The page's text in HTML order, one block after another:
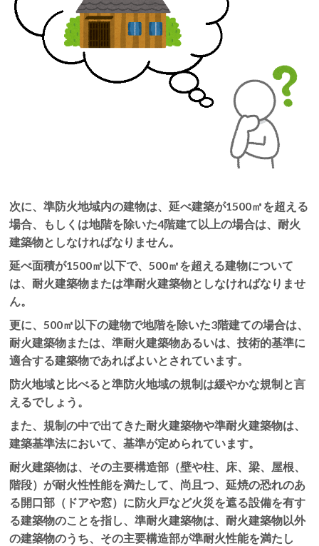
次に、準防火地域内の建物は、延べ建築が1500㎡を超える
場合、もしくは地階を除いた4階建て以上の場合は、耐火
建築物としなければなりません。
延べ面積が1500㎡以下で、500㎡を超える建物について
は、耐火建築物または準耐火建築物としなければなりませ
ん。
更に、500㎡以下の建物で地階を除いた3階建ての場合は、
耐火建築物または、準耐火建築物あるいは、技術的基準に
適合する建築物であればよいとされています。
防火地域と比べると準防火地域の規制は緩やかな規制と言
えるでしょう。
また、規制の中で出てきた耐火建築物や準耐火建築物は、
建築基準法において、基準が定められています。
耐火建築物は、その主要構造部（壁や柱、床、梁、屋根、
階段）が耐火性性能を満たして、尚且つ、延焼の恐れのあ
る開口部（ドアや窓）に防火戸など火災を遮る設備を有す
る建築物のことを指し、準耐火建築物は、耐火建築物以外
の建築物のうち、その主要構造部が準耐火性能を満たし